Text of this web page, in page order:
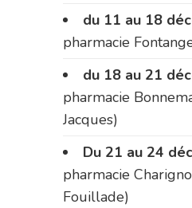
du 11 au 18
pharmacie
du 18 au 21
pharmacie
Jacques)
Du 21 au 24
pharmacie
Fouillade)